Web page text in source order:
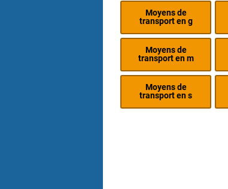
Moyens de
transport en g
Moyens de
transport en m
Moyens de
transport en s